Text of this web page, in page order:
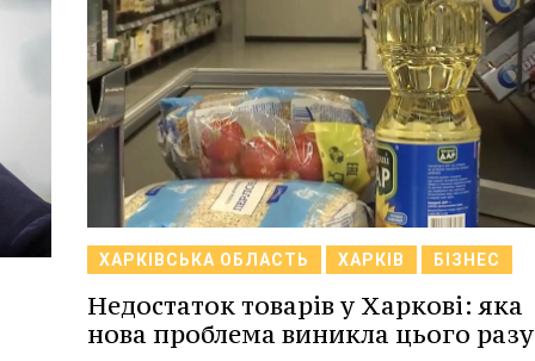
ХАРКІВСЬКА ОБЛАСТЬ ХАРКІВ БІЗНЕС
Недостаток товарів у Харкові: яка
нова проблема виникла цього разу